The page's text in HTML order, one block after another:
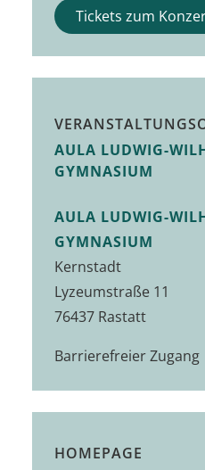
Tickets zum
AULA LUDWIG-
GYMNASIUM
AULA LUDWIG-
GYMNASIUM
Kernstadt
Lyzeumstraße 11
76437 Rastatt
Barrierefreier Zugang
HOMEPAGE